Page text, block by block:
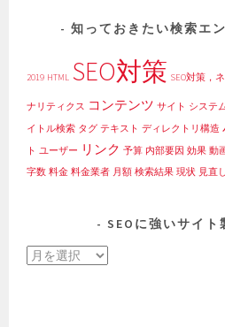
知っておきたい検索エ
2019 HTML SEO対策 SEO対策，
ナリティクス コンテンツ サイト システ
イトル検索 タグ テキスト ディレクトリ構造
ト ユーザー リンク 予算 内部要因 効果 動
字数 料金 料金業者 月額 検索結果 現状 見直し
SEOに強いサイト
SEO